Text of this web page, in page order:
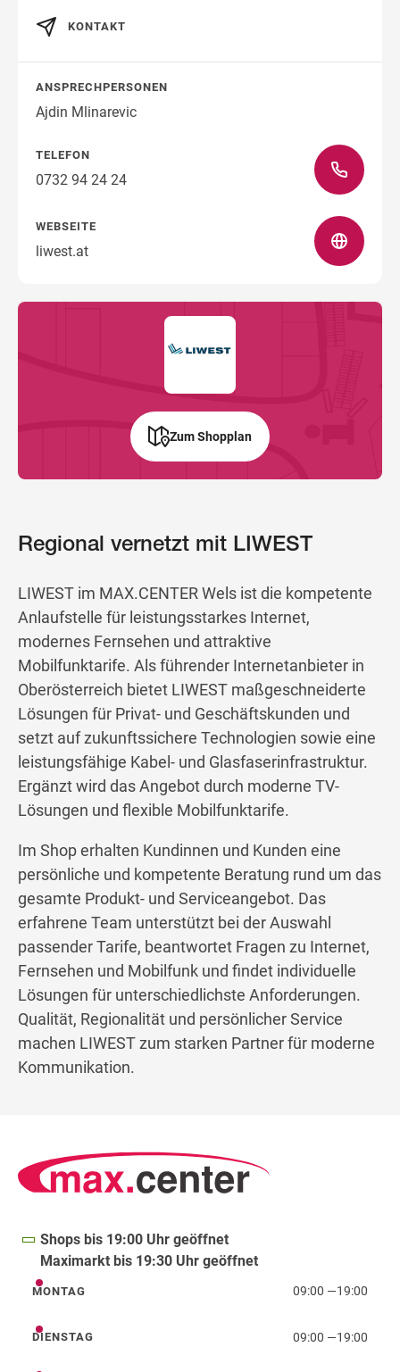
Regional vernetzt mit LIWEST
LIWEST im MAX.CENTER Wels ist die kompetente
Anlaufstelle für leistungsstarkes Internet,
modernes Fernsehen und attraktive
Mobilfunktarife. Als führender Internetanbieter in
Oberösterreich bietet LIWEST maßgeschneiderte
Lösungen für Privat- und Geschäftskunden und
setzt auf zukunftssichere Technologien sowie eine
leistungsfähige Kabel- und Glasfaserinfrastruktur.
Ergänzt wird das Angebot durch moderne TV-
Lösungen und flexible Mobilfunktarife.
Im Shop erhalten Kundinnen und Kunden eine
persönliche und kompetente Beratung rund um das
gesamte Produkt- und Serviceangebot. Das
erfahrene Team unterstützt bei der Auswahl
passender Tarife, beantwortet Fragen zu Internet,
Fernsehen und Mobilfunk und findet individuelle
Lösungen für unterschiedlichste Anforderungen.
Qualität, Regionalität und persönlicher Service
machen LIWEST zum starken Partner für moderne
Kommunikation.
KONTAKT
ANSPRECHPERSONEN
Ajdin Mlinarevic
TELEFON
0732 94 24 24
WEBSEITE
liwest.at
Zum Shopplan
Shops bis 19:00 Uhr geöffnet
Maximarkt bis 19:30 Uhr geöffnet
Montag
MONTAG 09:00 —19:00
Dienstag
DIENSTAG 09:00 —19:00